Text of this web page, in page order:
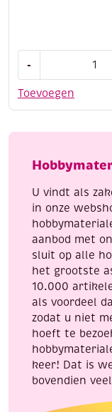
Toevoegen
-
winter,
aantal
U vindt als
in onze
aanbod met
sluit op alle
het grootste
10.000
als voordeel
zodat u niet
hoeft te
keer! Dat is
bovendien